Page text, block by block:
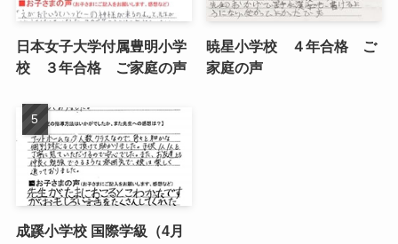
日本女子大学付属豊明小学
校 ３年合格 ご家庭の声
暁星小学校 ４年合格 ご
家庭の声
成蹊小学校 国際学級（4月